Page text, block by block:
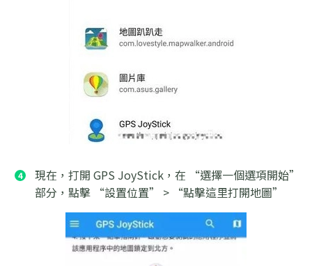
現在，打開 GPS JoyStick，在 “選擇一個選項開始”
部分，點擊 “設置位置” > “點擊這里打開地圖”